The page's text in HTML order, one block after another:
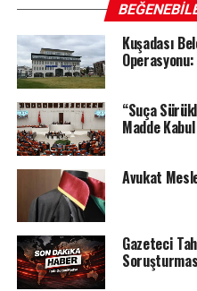
Kuşadası
“Suça
Madde
Avukat
Gazeteci